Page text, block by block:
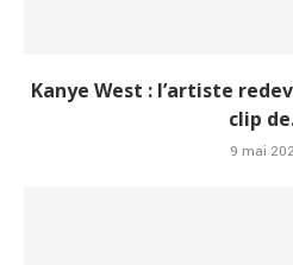
Kanye West : l’artiste
clip
9 mai